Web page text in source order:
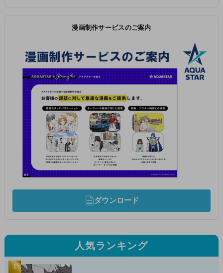
漫画制作サービスのご案内
ダウンロード
人気ランキング